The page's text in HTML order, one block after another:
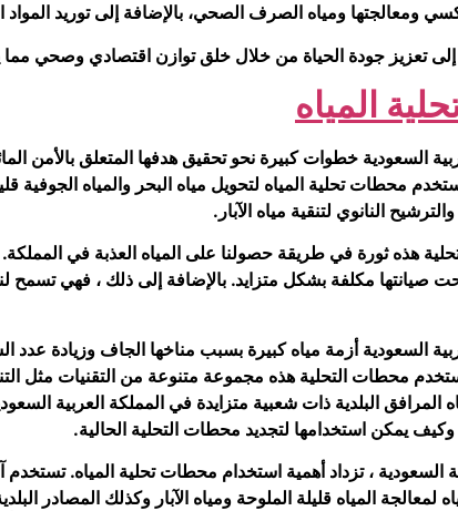
ومعالجتها ومياه الصرف الصحي، بالإضافة إلى توريد المواد
المياه
السعودية خطوات كبيرة نحو تحقيق هدفها المتعلق بالأمن
محطات تحلية المياه لتحويل مياه البحر والمياه
النانوي لتنقية مياه الآبار.
هذه ثورة في طريقة حصولنا على المياه العذبة في المملكة.
صيانتها مكلفة بشكل متزايد. بالإضافة إلى ذلك ، فهي تسمح
السعودية أزمة مياه كبيرة بسبب مناخها الجاف وزيادة
محطات التحلية هذه مجموعة متنوعة من التقنيات مثل
المرافق البلدية ذات شعبية متزايدة في المملكة العربية
وكيف يمكن استخدامها لتجديد محطات التحلية الحالية.
السعودية ، تزداد أهمية استخدام محطات تحلية المياه.
لمعالجة المياه قليلة الملوحة ومياه الآبار وكذلك المصادر